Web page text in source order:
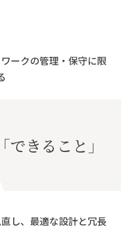
ークの管理・保守に限
きること」
し、最適な設計と冗長